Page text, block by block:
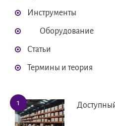
Инструменты
Оборудование
Статьи
Термины и теория